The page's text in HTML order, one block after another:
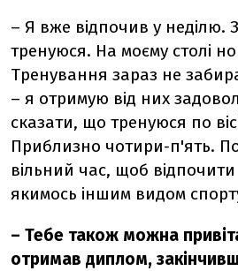
– Я вже відпочив у неділю.
тренуюся. На моєму столі
Тренування зараз не
– я отримую від них
сказати, що тренуюся по
Приблизно чотири-п'ять.
вільний час, щоб
якимось іншим видом
– Тебе також можна
отримав диплом,